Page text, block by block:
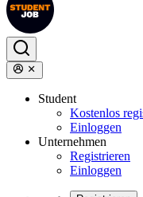
Student
Kostenlos
Einloggen
Unternehmen
Registrieren
Einloggen